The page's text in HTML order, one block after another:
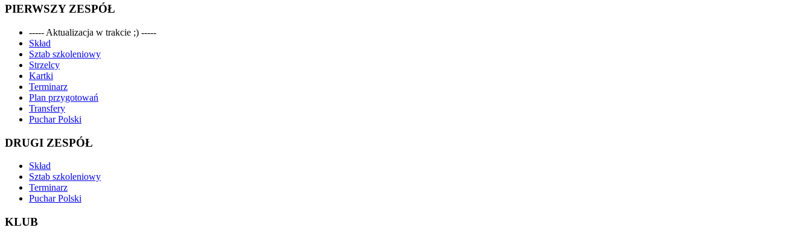
PIERWSZY ZESPÓŁ
----- Aktualizacja w trakcie ;) -----
Skład
Sztab szkoleniowy
Strzelcy
Kartki
Terminarz
Plan przygotowań
Transfery
Puchar Polski
DRUGI ZESPÓŁ
Skład
Sztab szkoleniowy
Terminarz
Puchar Polski
KLUB